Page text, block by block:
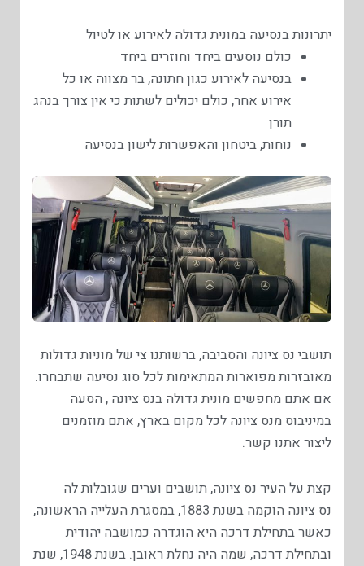
יתרונות בנסיעה במונית גדולה לאירוע או לטיול
כולם נוסעים ביחד וחוזרים ביחד
בנסיעה לאירוע כגון חתונה, בר מצווה או כל
אירוע אחר, כולם יכולים לשתות כי אין צורך בנהג
תורן
נוחות, ביטחון והאפשרות לישון בנסיעה
תושבי נס ציונה והסביבה, ברשותנו צי של מוניות גדולות
מאובזרות מפוארות המתאימות לכל סוג נסיעה שתבחרו.
אם אתם מחפשים מונית גדולה בנס ציונה , הסעה
במיניבוס מנס ציונה לכל מקום בארץ, אתם מוזמנים
ליצור אתנו קשר.
קצת על העיר נס ציונה, תושבים וערים שגובלות לה
נס ציונה הוקמה בשנת 1883, במסגרת העלייה הראשונה,
כאשר בתחילת דרכה היא הוגדרה כמושבה יהודית
ובתחילת דרכה, שמה היה נחלת ראובן. בשנת 1948, שנת